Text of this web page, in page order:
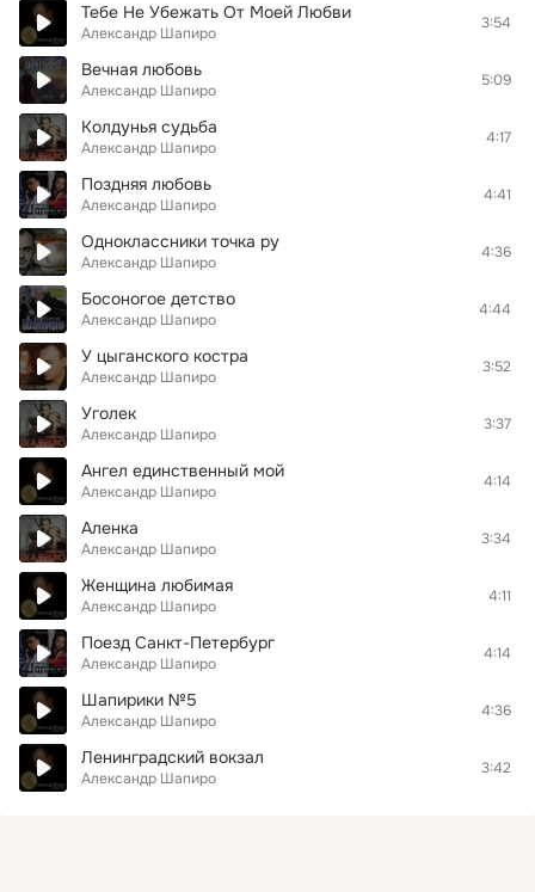
Тебе Не Убежать От Моей Любви
Александр Шапиро
3:54
Вечная любовь
Александр Шапиро
5:09
Колдунья судьба
Александр Шапиро
4:17
Поздняя любовь
Александр Шапиро
4:41
Одноклассники точка ру
Александр Шапиро
4:36
Босоногое детство
Александр Шапиро
4:44
У цыганского костра
Александр Шапиро
3:52
Уголек
Александр Шапиро
3:37
Ангел единственный мой
Александр Шапиро
4:14
Аленка
Александр Шапиро
3:34
Женщина любимая
Александр Шапиро
4:11
Поезд Санкт-Петербург
Александр Шапиро
4:14
Шапирики №5
Александр Шапиро
4:36
Ленинградский вокзал
Александр Шапиро
3:42